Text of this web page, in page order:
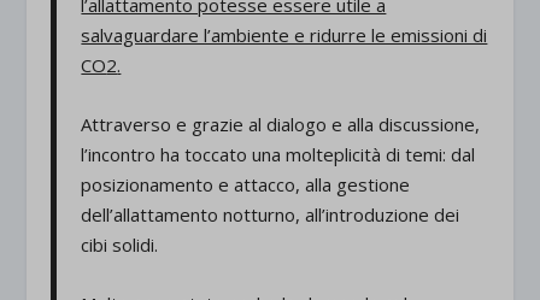
salvaguardare l’ambiente e ridurre le emissioni di
CO2.
Attraverso e grazie al dialogo e alla discussione,
l’incontro ha toccato una molteplicità di temi: dal
posizionamento e attacco, alla gestione
dell’allattamento notturno, all’introduzione dei
cibi solidi.